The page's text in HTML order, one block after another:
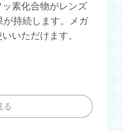
素化合物がレンズ
が持続します。メガ
いただけます。
る